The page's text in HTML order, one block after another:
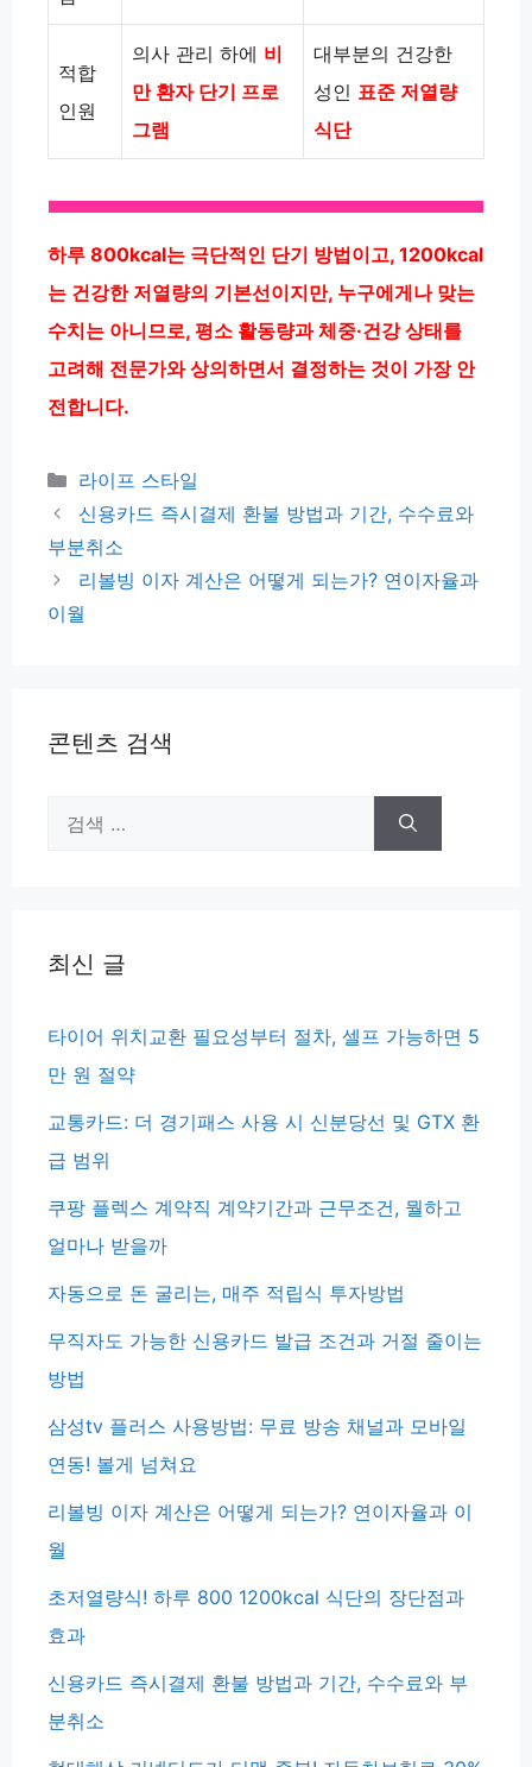
적합
인원
의사 관리 하에 비
만 환자 단기 프로
그램
대부분의 건강한
성인 표준 저열량
식단
하루 800kcal는 극단적인 단기 방법이고, 1200kcal
는 건강한 저열량의 기본선이지만, 누구에게나 맞는
수치는 아니므로, 평소 활동량과 체중·건강 상태를
고려해 전문가와 상의하면서 결정하는 것이 가장 안
전합니다.
카
테
고
리
라이프 스타일
신용카드 즉시결제 환불 방법과 기간, 수수료와
부분취소
리볼빙 이자 계산은 어떻게 되는가? 연이자율과
이월
콘텐츠 검색
최신 글
타이어 위치교환 필요성부터 절차, 셀프 가능하면 5
만 원 절약
교통카드: 더 경기패스 사용 시 신분당선 및 GTX 환
급 범위
쿠팡 플렉스 계약직 계약기간과 근무조건, 뭘하고
얼마나 받을까
자동으로 돈 굴리는, 매주 적립식 투자방법
무직자도 가능한 신용카드 발급 조건과 거절 줄이는
방법
삼성tv 플러스 사용방법: 무료 방송 채널과 모바일
연동! 볼게 넘쳐요
리볼빙 이자 계산은 어떻게 되는가? 연이자율과 이
월
초저열량식! 하루 800 1200kcal 식단의 장단점과
효과
신용카드 즉시결제 환불 방법과 기간, 수수료와 부
분취소